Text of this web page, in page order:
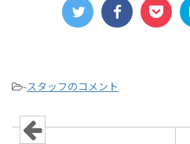
-スタッフのコメント